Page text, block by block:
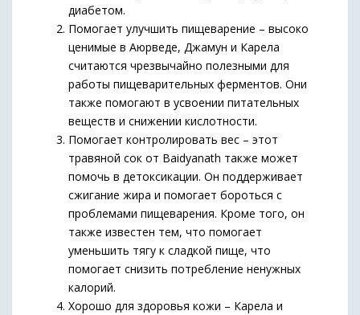
диабетом.
Помогает улучшить пищеварение – высоко
ценимые в Аюрведе, Джамун и Карела
считаются чрезвычайно полезными для
работы пищеварительных ферментов. Они
также помогают в усвоении питательных
веществ и снижении кислотности.
Помогает контролировать вес – этот
травяной сок от Baidyanath также может
помочь в детоксикации. Он поддерживает
сжигание жира и помогает бороться с
проблемами пищеварения. Кроме того, он
также известен тем, что помогает
уменьшить тягу к сладкой пище, что
помогает снизить потребление ненужных
калорий.
Хорошо для здоровья кожи – Карела и